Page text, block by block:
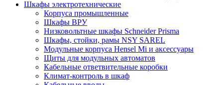
Шкафы электротехнические
Корпуса промышленные
Шкафы ВРУ
Низковольтные шкафы Schneider Prisma
Шкафы, стойки, рамы NSY SAREL
Модульные корпуса Hensel Mi и аксессуары
Щиты для модульных автоматов
Кабельные ответвительные коробки
Климат-контроль в шкаф